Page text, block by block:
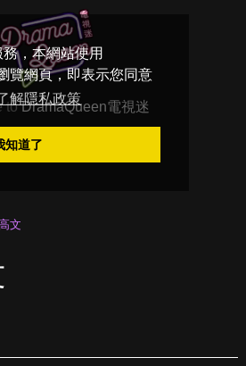
，本網站使用
覽網頁，即表示您同意
解隱私政策
知道了
toDramaQueen電視迷
文